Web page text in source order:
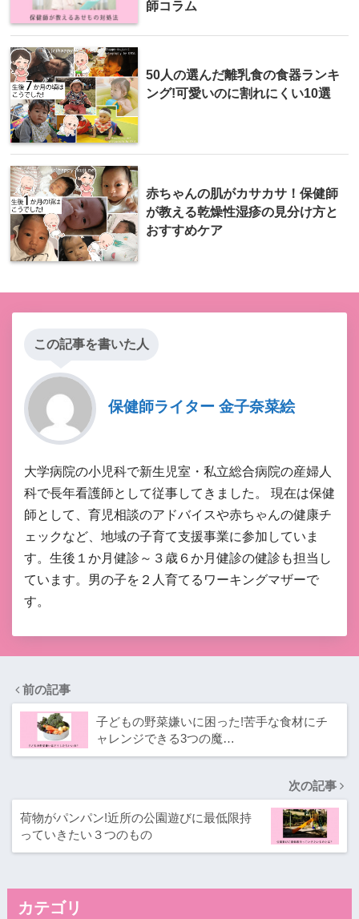
師コラム
50人の選んだ離乳食の食器ランキ
ング!可愛いのに割れにくい10選
赤ちゃんの肌がカサカサ！保健師
が教える乾燥性湿疹の見分け方と
おすすめケア
この記事を書いた人
保健師ライター 金子奈菜絵
大学病院の小児科で新生児室・私立総合病院の産婦人
科で長年看護師として従事してきました。 現在は保健
師として、育児相談のアドバイスや赤ちゃんの健康チ
ェックなど、地域の子育て支援事業に参加していま
す。生後１か月健診～３歳６か月健診の健診も担当し
ています。男の子を２人育てるワーキングマザーで
す。
前の記事
子どもの野菜嫌いに困った!苦手な食材にチ
ャレンジできる3つの魔…
次の記事
荷物がパンパン!近所の公園遊びに最低限持
っていきたい３つのもの
カテゴリ